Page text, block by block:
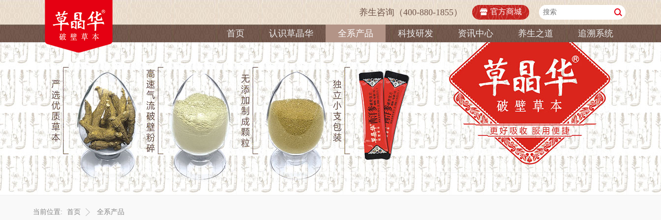
官方商城
养生咨询（400-880-1855）
首页 认识草晶华 全系产品 科技研发 资讯中心 养生之道 追溯系统
当前位置: 首页 全系产品